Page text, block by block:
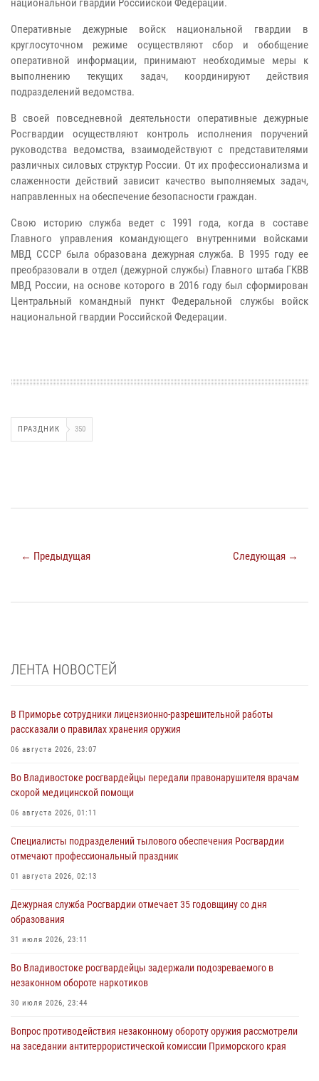
национальной гвардии Российской Федерации.
Оперативные дежурные войск национальной гвардии в
круглосуточном режиме осуществляют сбор и обобщение
оперативной информации, принимают необходимые меры к
выполнению текущих задач, координируют действия
подразделений ведомства.
В своей повседневной деятельности оперативные дежурные
Росгвардии осуществляют контроль исполнения поручений
руководства ведомства, взаимодействуют с представителями
различных силовых структур России. От их профессионализма и
слаженности действий зависит качество выполняемых задач,
направленных на обеспечение безопасности граждан.
Свою историю служба ведет с 1991 года, когда в составе
Главного управления командующего внутренними войсками
МВД СССР была образована дежурная служба. В 1995 году ее
преобразовали в отдел (дежурной службы) Главного штаба ГКВВ
МВД России, на основе которого в 2016 году был сформирован
Центральный командный пункт Федеральной службы войск
национальной гвардии Российской Федерации.
ПРАЗДНИК 350
← Предыдущая Следующая →
ЛЕНТА НОВОСТЕЙ
В Приморье сотрудники лицензионно-разрешительной работы
рассказали о правилах хранения оружия
06 августа 2026, 23:07
Во Владивостоке росгвардейцы передали правонарушителя врачам
скорой медицинской помощи
06 августа 2026, 01:11
Специалисты подразделений тылового обеспечения Росгвардии
отмечают профессиональный праздник
01 августа 2026, 02:13
Дежурная служба Росгвардии отмечает 35 годовщину со дня
образования
31 июля 2026, 23:11
Во Владивостоке росгвардейцы задержали подозреваемого в
незаконном обороте наркотиков
30 июля 2026, 23:44
Вопрос противодействия незаконному обороту оружия рассмотрели
на заседании антитеррористической комиссии Приморского края